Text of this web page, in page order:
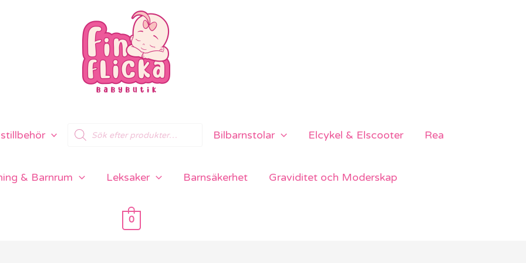
Products
search
Bilbarnstolar Elcykel & Elscooter Rea
& Barnrum Leksaker Barnsäkerhet Graviditet och Moderskap
0